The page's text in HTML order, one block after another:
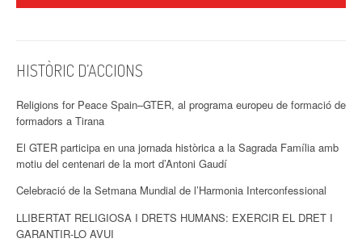
HISTÒRIC D’ACCIONS
Religions for Peace Spain–GTER, al programa europeu de formació de
formadors a Tirana
El GTER participa en una jornada històrica a la Sagrada Família amb
motiu del centenari de la mort d’Antoni Gaudí
Celebració de la Setmana Mundial de l’Harmonia Interconfessional
LLIBERTAT RELIGIOSA I DRETS HUMANS: EXERCIR EL DRET I
GARANTIR-LO AVUI